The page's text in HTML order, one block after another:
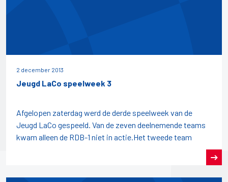
2 december 2013
Jeugd LaCo speelweek 3
Afgelopen zaterdag werd de derde speelweek van de
Jeugd LaCo gespeeld. Van de zeven deelnemende teams
kwam alleen de RDB-1 niet in actie.Het tweede team